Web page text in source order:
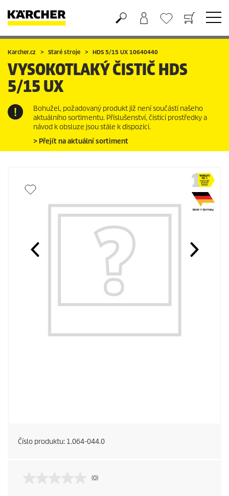
Nákupní košík
Seznam oblíbených produktů
Karcher.cz Staré stroje HDS 5/15 UX 10640440
VYSOKOTLAKÝ ČISTIČ HDS
5/15 UX
Bohužel, požadovaný produkt již není součástí našeho
aktuálního sortimentu. Příslušenství, čisticí prostředky a
návod k obsluze jsou stále k dispozici.
> Přejít na aktuální sortiment
Číslo produktu: 1.064-044.0
(0)